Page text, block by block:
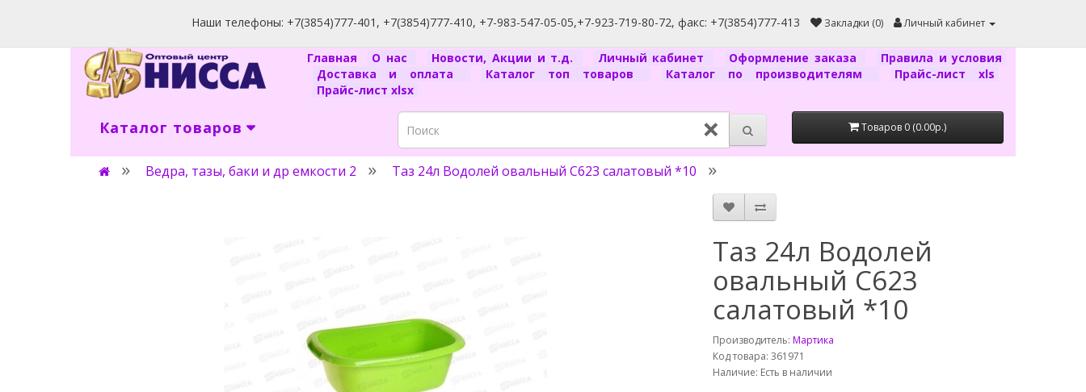
Наши телефоны: +7(3854)777-401, +7(3854)777-410, +7-983-547-05-05,+7-923-719-80-72, факс: +7(3854)777-413 Закладки (0) Личный кабинет
Главная О нас Новости, Акции и т.д. Личный кабинет Оформление заказа
Правила и условия
Доставка и оплата
Каталог топ товаров Каталог по производителям
Прайс-лист xls
Прайс-лист xlsx
Каталог товаров × Товаров 0 (0.00р.)
Ведра, тазы, баки и др емкости 2 Таз 24л Водолей овальный С623 салатовый *10
Таз 24л Водолей
овальный С623
салатовый *10
Производитель: Мартика
Код товара: 361971
Наличие: Есть в наличии